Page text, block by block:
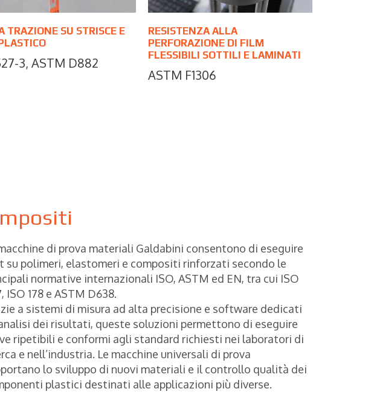
TRAZIONE SU STRISCE E
3, ASTM D882
RESISTENZA ALLA
PERFORAZIONE DI FILM
FLESSIBILI SOTTILI E LAMINATI
ASTM F1306
di prova materiali Galdabini consentono di eseguire
su polimeri, elastomeri e compositi rinforzati secondo le
normative internazionali ISO, ASTM ed EN, tra cui ISO
ISO 178 e ASTM D638.
a sistemi di misura ad alta precisione e software dedicati
dei risultati, queste soluzioni permettono di eseguire
ripetibili e conformi agli standard richiesti nei laboratori di
e nell’industria. Le macchine universali di prova
lo sviluppo di nuovi materiali e il controllo qualità dei
plastici destinati alle applicazioni più diverse.